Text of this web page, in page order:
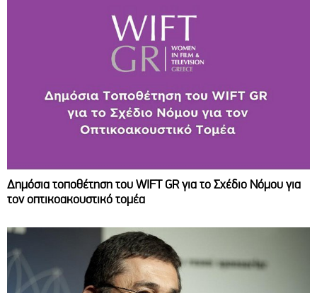
Δημόσια τοποθέτηση του WIFT GR για το Σχέδιο Νόμου για
τον οπτικοακουστικό τομέα